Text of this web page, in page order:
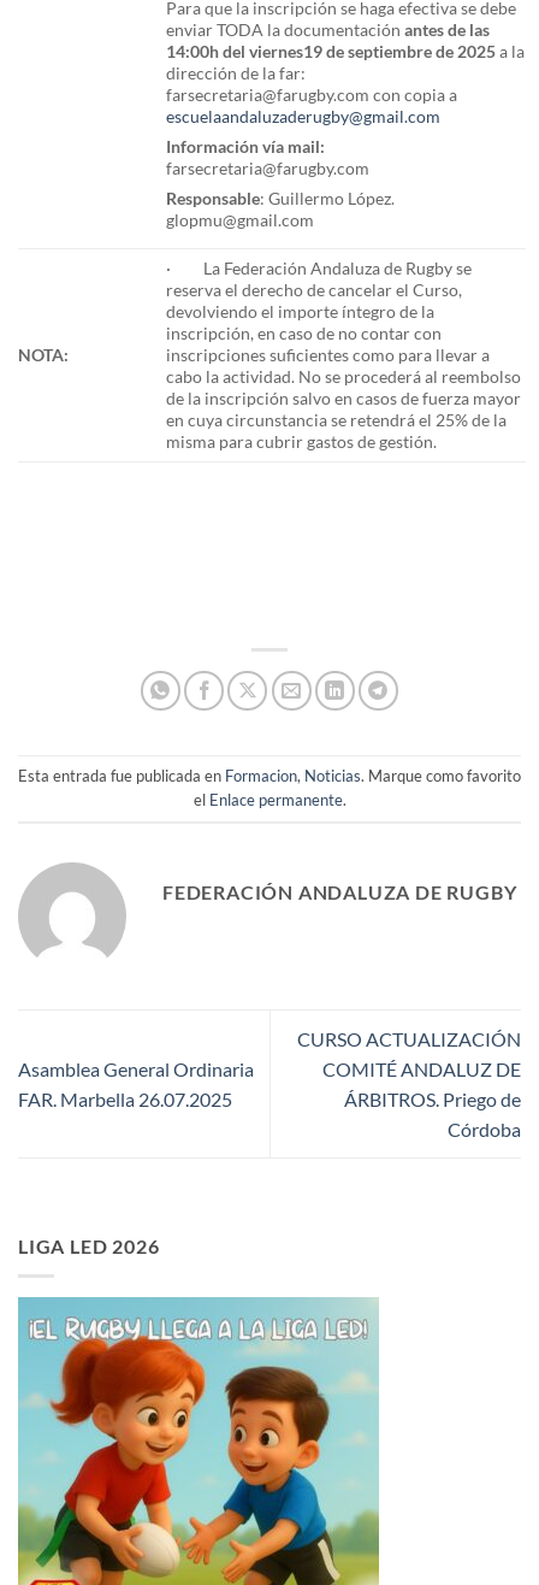
Para que la inscripción se haga efectiva se debe
enviar TODA la documentaciónantes de las
14:00h del viernes19 de septiembre de 2025a la
dirección de la far:
farsecretaria@farugby.com con copia a
escuelaandaluzaderugby@gmail.com
Información vía mail:
farsecretaria@farugby.com
Responsable: Guillermo López.
glopmu@gmail.com
NOTA:
· La Federación Andaluza de Rugby se
reserva el derecho de cancelar el Curso,
devolviendo el importe íntegro de la
inscripción, en caso de no contar con
inscripciones suficientes como para llevar a
cabo la actividad. No se procederá al reembolso
de la inscripción salvo en casos de fuerza mayor
en cuya circunstancia se retendrá el 25% de la
misma para cubrir gastos de gestión.
Esta entrada fue publicada en Formacion, Noticias. Marque como favorito
el Enlace permanente.
FEDERACIÓN ANDALUZA DE RUGBY
Asamblea General Ordinaria
FAR. Marbella 26.07.2025
CURSO ACTUALIZACIÓN
COMITÉ ANDALUZ DE
ÁRBITROS. Priego de
Córdoba
LIGA LED 2026